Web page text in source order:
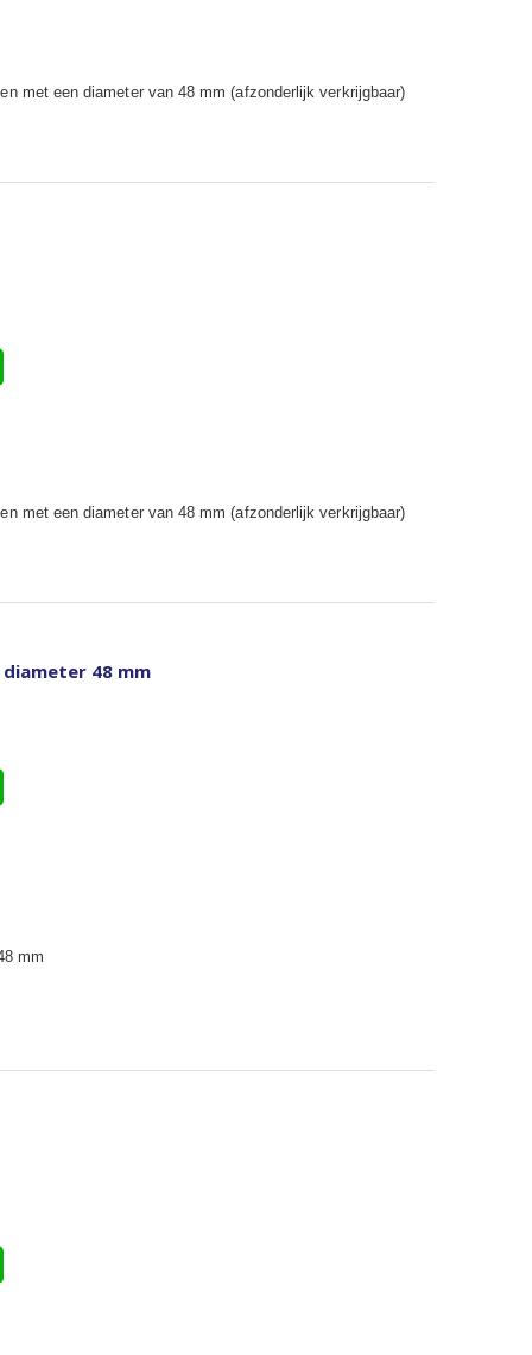
met een diameter van 48 mm (afzonderlijk verkrijgbaar)
met een diameter van 48 mm (afzonderlijk verkrijgbaar)
48 mm
mm